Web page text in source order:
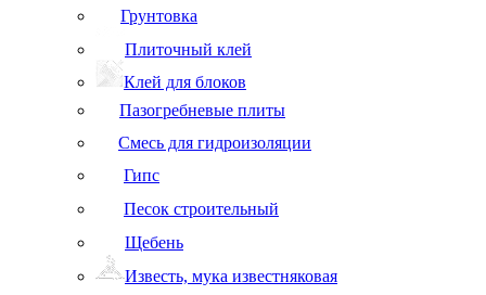
Грунтовка
Плиточный клей
Клей для блоков
Пазогребневые плиты
Смесь для гидроизоляции
Гипс
Песок строительный
Щебень
Известь, мука известняковая